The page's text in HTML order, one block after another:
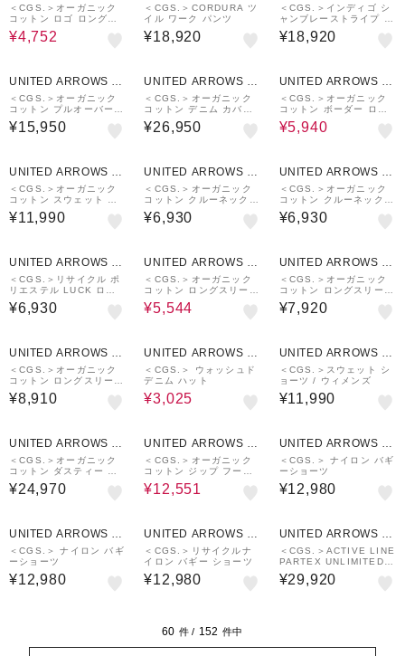
UTLET
＜CGS.＞オーガニック
コットン ロゴ ロングス
リーブ Tシャツ
¥4,752
UTLET
＜CGS.＞CORDURA ツ
イル ワーク パンツ
¥18,920
UTLET
＜CGS.＞インディゴ シ
ャンブレーストライプ ボ
タンダウン シャツ
¥18,920
UNITED ARROWS O
UTLET
＜CGS.＞オーガニック
コットン プルオーバー
スウェット パーカー
¥15,950
UNITED ARROWS O
UTLET
＜CGS.＞オーガニック
コットン デニム カバー
オール ジャケット
¥26,950
UNITED ARROWS O
UTLET
＜CGS.＞オーガニック
コットン ボーダー ロン
グスリーブ Tシャツ
¥5,940
UNITED ARROWS O
UTLET
＜CGS.＞オーガニック
コットン スウェット イ
ージー ショーツ
¥11,990
UNITED ARROWS O
UTLET
＜CGS.＞オーガニック
コットン クルーネック
ロゴ Tシャツ
¥6,930
UNITED ARROWS O
UTLET
＜CGS.＞オーガニック
コットン クルーネック
ロゴ Tシャツ
¥6,930
UNITED ARROWS O
UTLET
＜CGS.＞リサイクル ポ
リエステル LUCK ロン
グスリーブ Tシャツ 吸水
速乾 UV軽減
¥6,930
UNITED ARROWS O
UTLET
＜CGS.＞オーガニック
コットン ロングスリーブ
ロゴ Tシャツ
¥5,544
UNITED ARROWS O
UTLET
＜CGS.＞オーガニック
コットン ロングスリーブ
ロゴ Tシャツ
¥7,920
UNITED ARROWS O
UTLET
＜CGS.＞オーガニック
コットン ロングスリーブ
ボーダー Tシャツ
¥8,910
UNITED ARROWS O
UTLET
＜CGS.＞ ウォッシュド
デニム ハット
¥3,025
UNITED ARROWS O
UTLET
＜CGS.＞スウェット シ
ョーツ / ウィメンズ
¥11,990
UNITED ARROWS O
UTLET
＜CGS.＞オーガニック
コットン ダスティー ホ
ワイト デニム パンツ
¥24,970
UNITED ARROWS O
UTLET
＜CGS.＞オーガニック
コットン ジップ フーデ
ィー スウェット
¥12,551
UNITED ARROWS O
UTLET
＜CGS.＞ ナイロン バギ
ーショーツ
¥12,980
UNITED ARROWS O
UTLET
＜CGS.＞ ナイロン バギ
ーショーツ
¥12,980
UNITED ARROWS O
UTLET
＜CGS.＞リサイクルナ
イロン バギー ショーツ
¥12,980
UNITED ARROWS O
UTLET
＜CGS.＞ACTIVE LINE
PARTEX UNLIMITED
フィールド ジャケット
¥29,920
60 件 / 152 件中